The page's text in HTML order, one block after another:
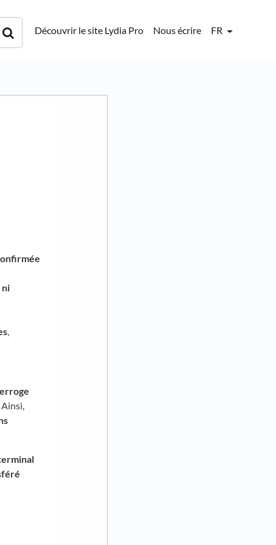
Découvrir le site Lydia Pro Nous écrire FR
ni
,